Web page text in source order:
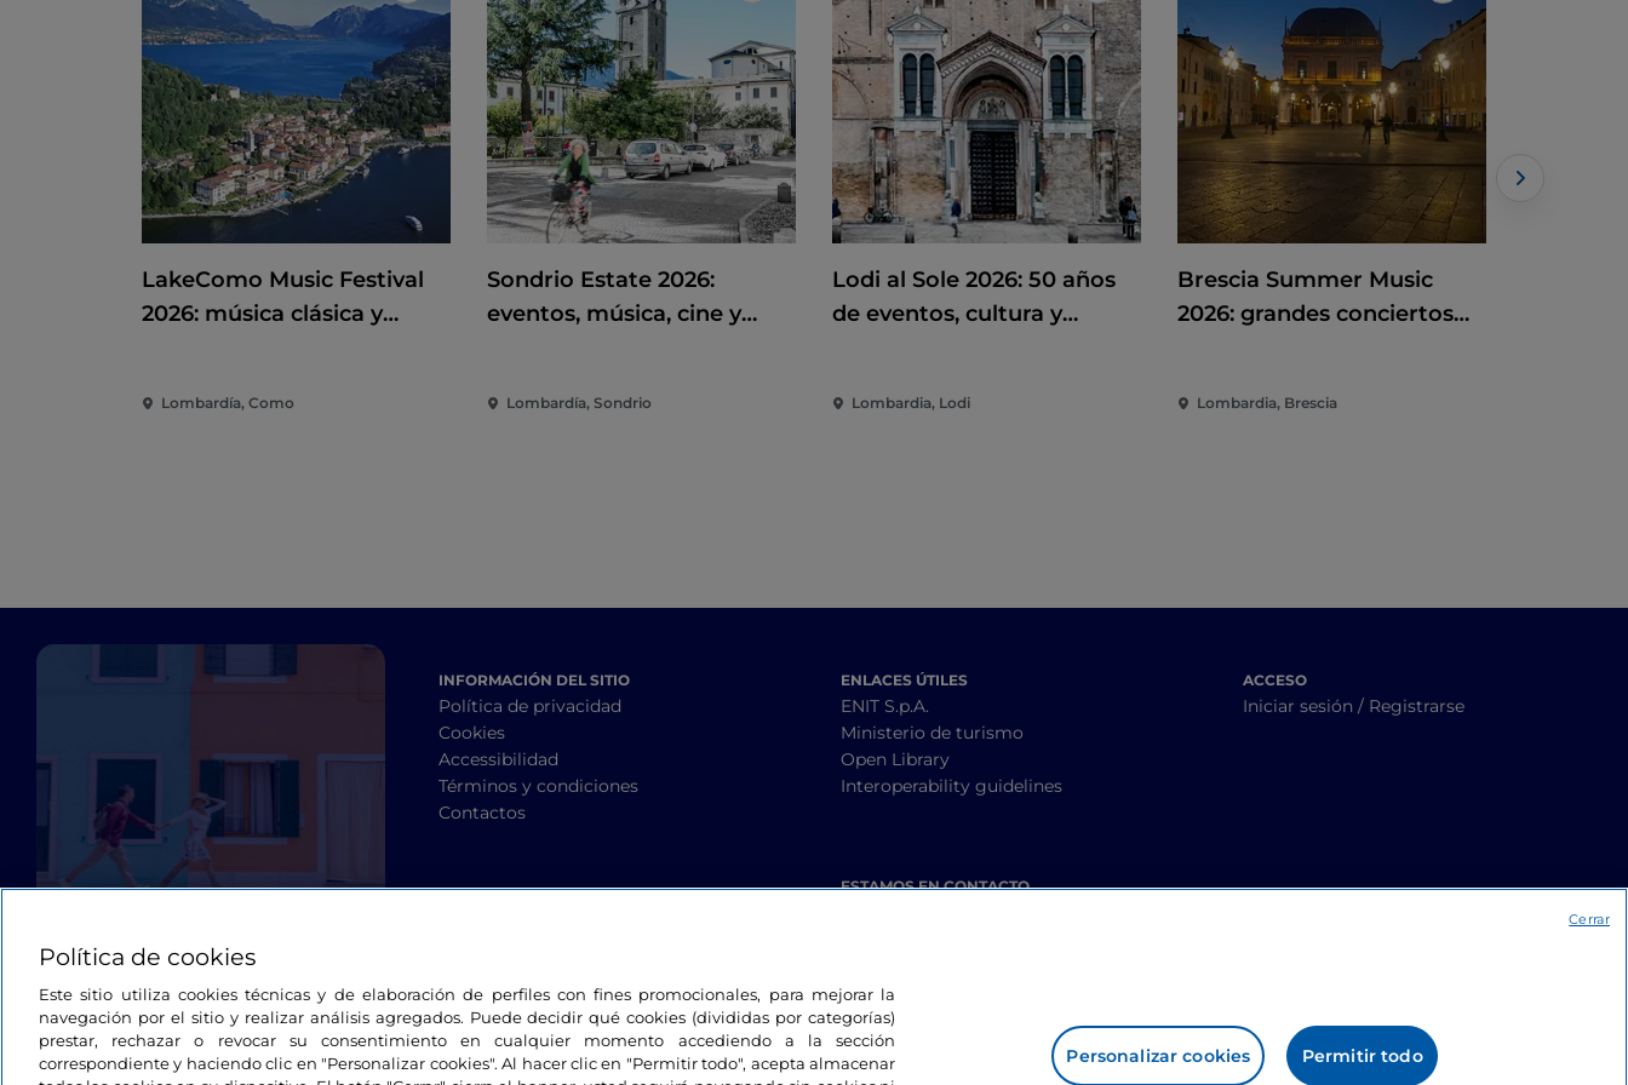
LakeComo Music Festival
2026: música clásica y
Como
Lombardía, Como
Sondrio Estate 2026:
eventos, música, cine y
Lombardía, Sondrio
Lodi al Sole 2026: 50 años
de eventos, cultura y
Lombardia, Lodi
Brescia Summer Music
2026: grandes conciertos
Lombardia, Brescia
INFORMACIÓN DEL SITIO
Política de privacidad
Cookies
Accessibilidad
Términos y condiciones
Contactos
ENLACES ÚTILES
ENIT S.p.A.
Ministerio de turismo
Open Library
Interoperability guidelines
ESTAMOS EN CONTACTO
ACCESO
Iniciar sesión / Registrarse
Política de cookies
Este sitio utiliza cookies técnicas y de elaboración de perfiles con fines promocionales, para mejorar la
navegación por el sitio y realizar análisis agregados. Puede decidir qué cookies (divididas por categorías)
prestar, rechazar o revocar su consentimiento en cualquier momento accediendo a la sección
correspondiente y haciendo clic en "Personalizar cookies". Al hacer clic en "Permitir todo", acepta almacenar
Personalizar cookies Permitir todo
Cerrar